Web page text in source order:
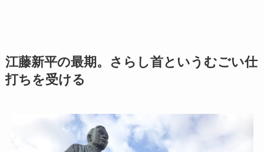
江藤新平の最期。さらし首というむごい仕
打ちを受ける